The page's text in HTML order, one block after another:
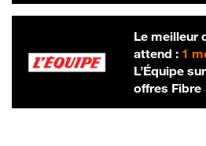
Le meilleur
attend : 1
L’Équipe
offres Fibre